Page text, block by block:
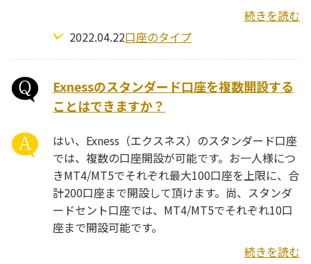
続きを読む
2022.04.22口座のタイプ
Exnessのスタンダード口座を複数開設する
ことはできますか？
はい、Exness（エクスネス）のスタンダード口座
では、複数の口座開設が可能です。お一人様につ
きMT4/MT5でそれぞれ最大100口座を上限に、合
計200口座まで開設して頂けます。尚、スタンダ
ードセント口座では、MT4/MT5でそれぞれ10口
座まで開設可能です。
続きを読む